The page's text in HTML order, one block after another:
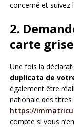
concerné et suivez
2.
carte
Une fois la
duplicata de
également être
nationale des titres
https://
compte si vous